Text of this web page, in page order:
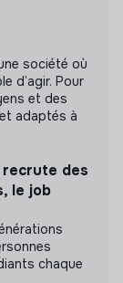
qu'elle a
de
société où
d’agir. Pour
et des
adaptés à
recrute des
le job
chaque